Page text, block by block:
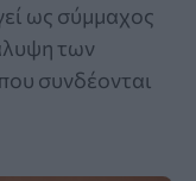
ως σύμμαχος
των
συνδέονται